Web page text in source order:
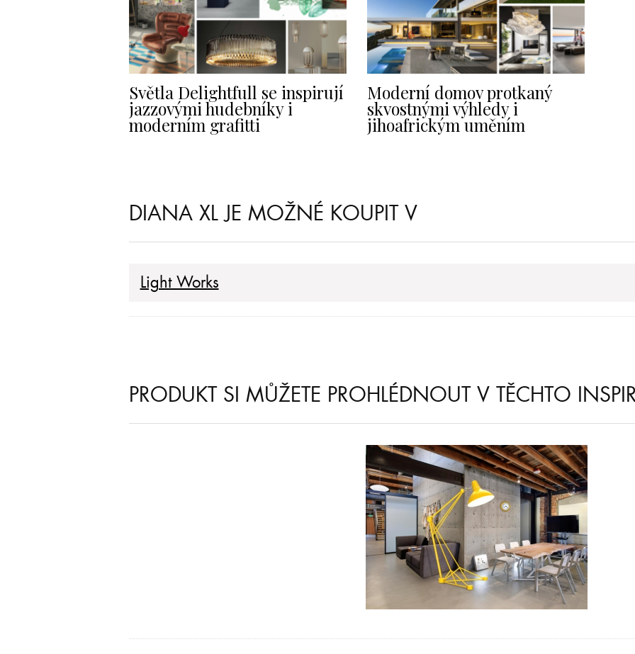
Světla Delightfull se inspirují
jazzovými hudebníky i
moderním grafitti
Moderní domov protkaný
skvostnými výhledy i
jihoafrickým uměním
DIANA XL JE MOŽNÉ KOUPIT V
Light Works
PRODUKT SI MŮŽETE PROHLÉDNOUT V TĚCHTO